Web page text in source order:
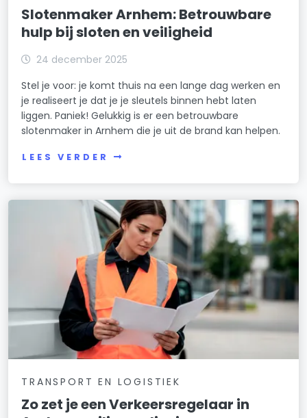
Slotenmaker Arnhem: Betrouwbare
hulp bij sloten en veiligheid
24 december 2025
Stel je voor: je komt thuis na een lange dag werken en
je realiseert je dat je je sleutels binnen hebt laten
liggen. Paniek! Gelukkig is er een betrouwbare
slotenmaker in Arnhem die je uit de brand kan helpen.
LEES VERDER
TRANSPORT EN LOGISTIEK
Zo zet je een Verkeersregelaar in